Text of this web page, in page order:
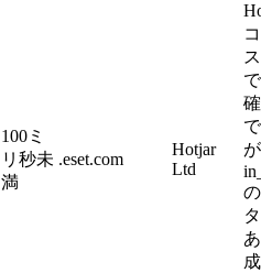
100ミ
リ秒未
満
.eset.com
Hotjar
Ltd